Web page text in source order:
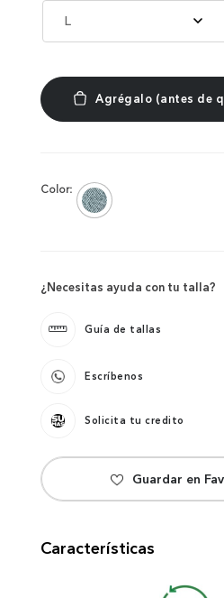
L
Color:
¿Necesitas ayuda con tu talla?
Guía de tallas
Escríbenos
Solicita tu credito
Características